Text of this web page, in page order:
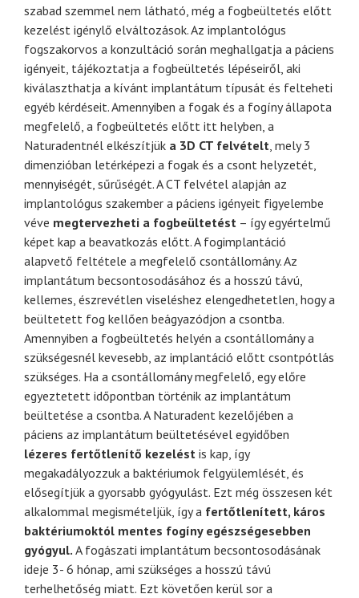
szabad szemmel nem látható, még a fogbeültetés előtt
kezelést igénylő elváltozások.Az implantológus
fogszakorvos a konzultáció során meghallgatja a páciens
igényeit, tájékoztatja a fogbeültetés lépéseiről, aki
kiválaszthatja a kívánt implantátum típusát és felteheti
egyéb kérdéseit.Amennyiben a fogak és a fogíny állapota
megfelelő, a fogbeültetés előtt itt helyben, a
Naturadentnél elkészítjük a 3D CT felvételt , mely 3
dimenzióban letérképezi a fogak és a csont helyzetét,
mennyiségét, sűrűségét.A CT felvétel alapján az
implantológus szakember a páciens igényeit figyelembe
véve megtervezheti a fogbeültetést – így egyértelmű
képet kap a beavatkozás előtt.A fogimplantáció
alapvető feltétele a megfelelő csontállomány. Az
implantátum becsontosodásához és a hosszú távú,
kellemes, észrevétlen viseléshez elengedhetetlen, hogy a
beültetett fog kellően beágyazódjon a csontba.
Amennyiben a fogbeültetés helyén a csontállomány a
szükségesnél kevesebb, az implantáció előtt csontpótlás
szükséges. Ha a csontállomány megfelelő, egy előre
egyeztetett időpontban történik az implantátum
beültetése a csontba.A Naturadent kezelőjében a
páciens az implantátum beültetésével egyidőben
lézeres fertőtlenítő kezelést is kap, így
megakadályozzuk a baktériumok felgyülemlését, és
elősegítjük a gyorsabb gyógyulást. Ezt még összesen két
alkalommal megismételjük, így a fertőtlenített, káros
baktériumoktól mentes fogíny egészségesebben
gyógyul. A fogászati implantátum becsontosodásának
ideje 3- 6 hónap, ami szükséges a hosszú távú
terhelhetőség miatt. Ezt követően kerül sor a